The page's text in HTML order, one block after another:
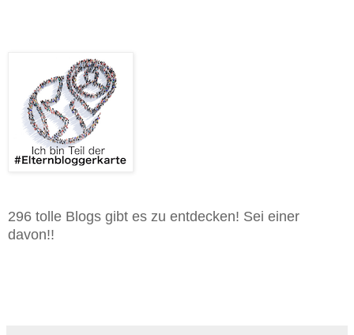
296 tolle Blogs gibt es zu entdecken! Sei einer
davon!!